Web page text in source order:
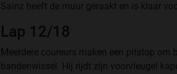
Sainz heeft de muur geraakt en is klaar
Lap 12/18
Meerdere coureurs maken een pitstop om
bandenwissel. Hij rijdt zijn voorvleugel